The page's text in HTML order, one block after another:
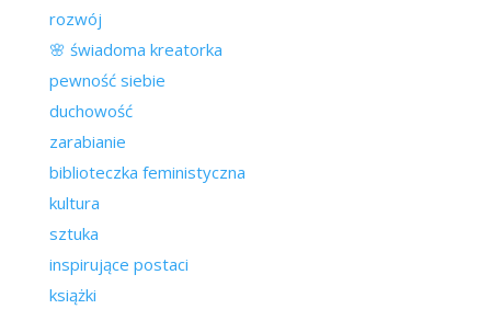
rozwój
🌸 świadoma kreatorka
pewność siebie
duchowość
zarabianie
biblioteczka feministyczna
kultura
sztuka
inspirujące postaci
książki